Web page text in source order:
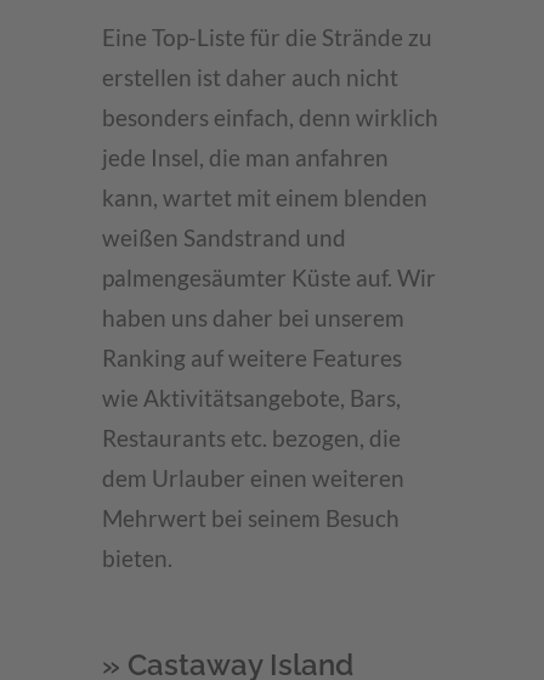
Eine Top-Liste für die Strände zu
erstellen ist daher auch nicht
besonders einfach, denn wirklich
jede Insel, die man anfahren
kann, wartet mit einem blenden
weißen Sandstrand und
palmengesäumter Küste auf. Wir
haben uns daher bei unserem
Ranking auf weitere Features
wie Aktivitätsangebote, Bars,
Restaurants etc. bezogen, die
dem Urlauber einen weiteren
Mehrwert bei seinem Besuch
bieten.
» Castaway Island